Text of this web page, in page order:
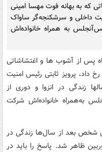
که به بهانه فوت مهسا امینی
داخلی و سرشکنجه‌گر ساواک
به‌ همراه خانواده‌اش
چند ماه پس از آشوب ها و اغتشاشاتی
داد، پرویز ثابتی رئیس امنیت
زندگی در انزوا و دوری از
به‌همراه خانواده‌اش شرکت
شخص بعد از سال‌ها زندگی در
ظاهر شد. پاسخ را باید در